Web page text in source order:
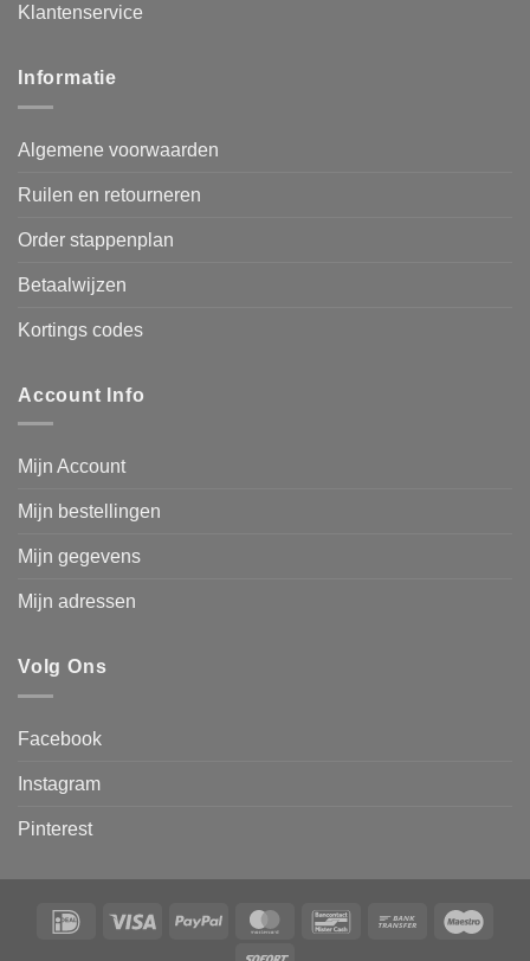
Klantenservice
Informatie
Algemene voorwaarden
Ruilen en retourneren
Order stappenplan
Betaalwijzen
Kortings codes
Account Info
Mijn Account
Mijn bestellingen
Mijn gegevens
Mijn adressen
Volg Ons
Facebook
Instagram
Pinterest